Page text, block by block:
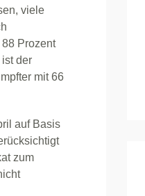
viele
Prozent
der
mit 66
auf Basis
zum